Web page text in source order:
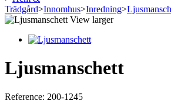
Trädgård>Innomhus>Inredning>
View larger
Ljusmanschett
Reference: 200-1245